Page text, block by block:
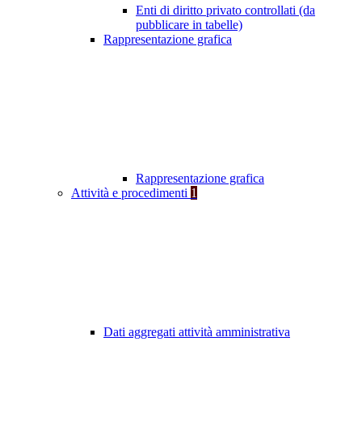
Enti di diritto privato controllati (da
pubblicare in tabelle)
Rappresentazione grafica
Rappresentazione grafica
Attività e procedimenti 1
Dati aggregati attività amministrativa